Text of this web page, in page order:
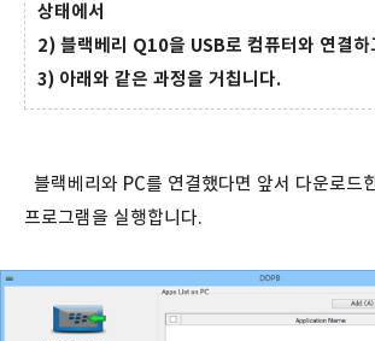
상태에서
2) 블랙베리 Q10을 USB로 컴퓨터와 연결하
3) 아래와 같은 과정을 거칩니다.
블랙베리와 PC를 연결했다면 앞서 다운로드
프로그램을 실행합니다.